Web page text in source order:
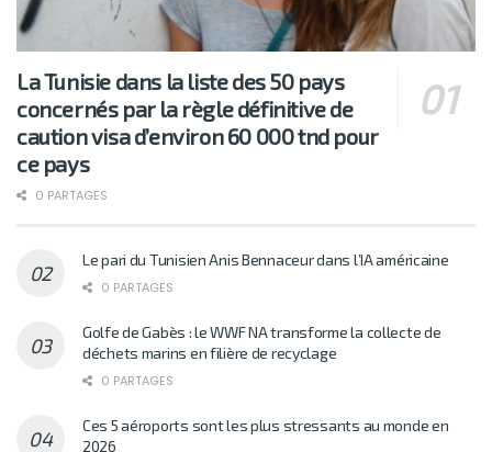
La Tunisie dans la liste des 50 pays
concernés par la règle définitive de
caution visa d’environ 60 000 tnd pour
ce pays
0 PARTAGES
Le pari du Tunisien Anis Bennaceur dans l’IA américaine
0 PARTAGES
Golfe de Gabès : le WWF NA transforme la collecte de
déchets marins en filière de recyclage
0 PARTAGES
Ces 5 aéroports sont les plus stressants au monde en
2026